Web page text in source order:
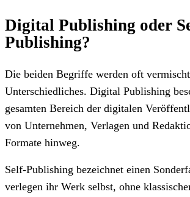
Digital Publishing oder
Publishing?
Die beiden Begriffe werden oft
Unterschiedliches. Digital Publishing
gesamten Bereich der digitalen
von Unternehmen, Verlagen und
Formate hinweg.
Self-Publishing bezeichnet einen
verlegen ihr Werk selbst, ohne